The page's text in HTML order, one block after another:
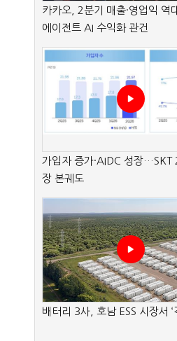
카카오, 2분기 매출·영업익 역
에이전트 AI 수익화 관건
가입자 증가·AIDC 성장…SKT
장 본궤도
배터리 3사, 호남 ESS 시장서 ‘